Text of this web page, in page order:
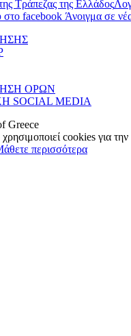
Τράπεζας της Ελλάδος
στο facebook Άνοιγμα σε
ΟΡΩΝ
SOCIAL MEDIA
Greece
cookies για την
περισσότερα